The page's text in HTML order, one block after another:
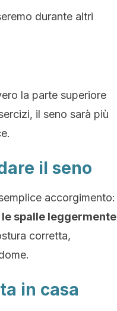
durante altri
la parte superiore
il seno sarà più
il seno
accorgimento:
spalle leggermente
corretta,
in casa